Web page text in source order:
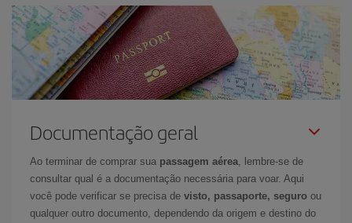
Documentação geral
Ao terminar de comprar sua passagem aérea, lembre-se de
consultar qual é a documentação necessária para voar. Aqui
você pode verificar se precisa de visto, passaporte, seguro ou
qualquer outro documento, dependendo da origem e destino do